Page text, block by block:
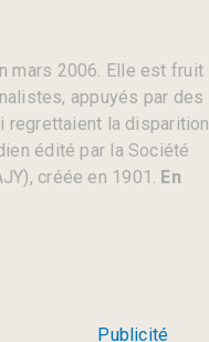
mars 2006. Elle est fruit
appuyés par des
regrettaient la disparition
édité par la Société
créée en 1901. En
Publicité